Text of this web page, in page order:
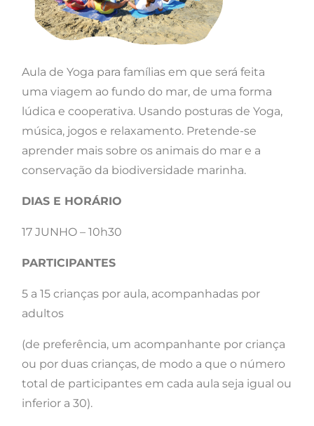
Aula de Yoga para famílias em que será feita
uma viagem ao fundo do mar, de uma forma
lúdica e cooperativa. Usando posturas de Yoga,
música, jogos e relaxamento. Pretende-se
aprender mais sobre os animais do mar e a
conservação da biodiversidade marinha.
DIAS E HORÁRIO
17 JUNHO – 10h30
PARTICIPANTES
5 a 15 crianças por aula, acompanhadas por
adultos
(de preferência, um acompanhante por criança
ou por duas crianças, de modo a que o número
total de participantes em cada aula seja igual ou
inferior a 30).